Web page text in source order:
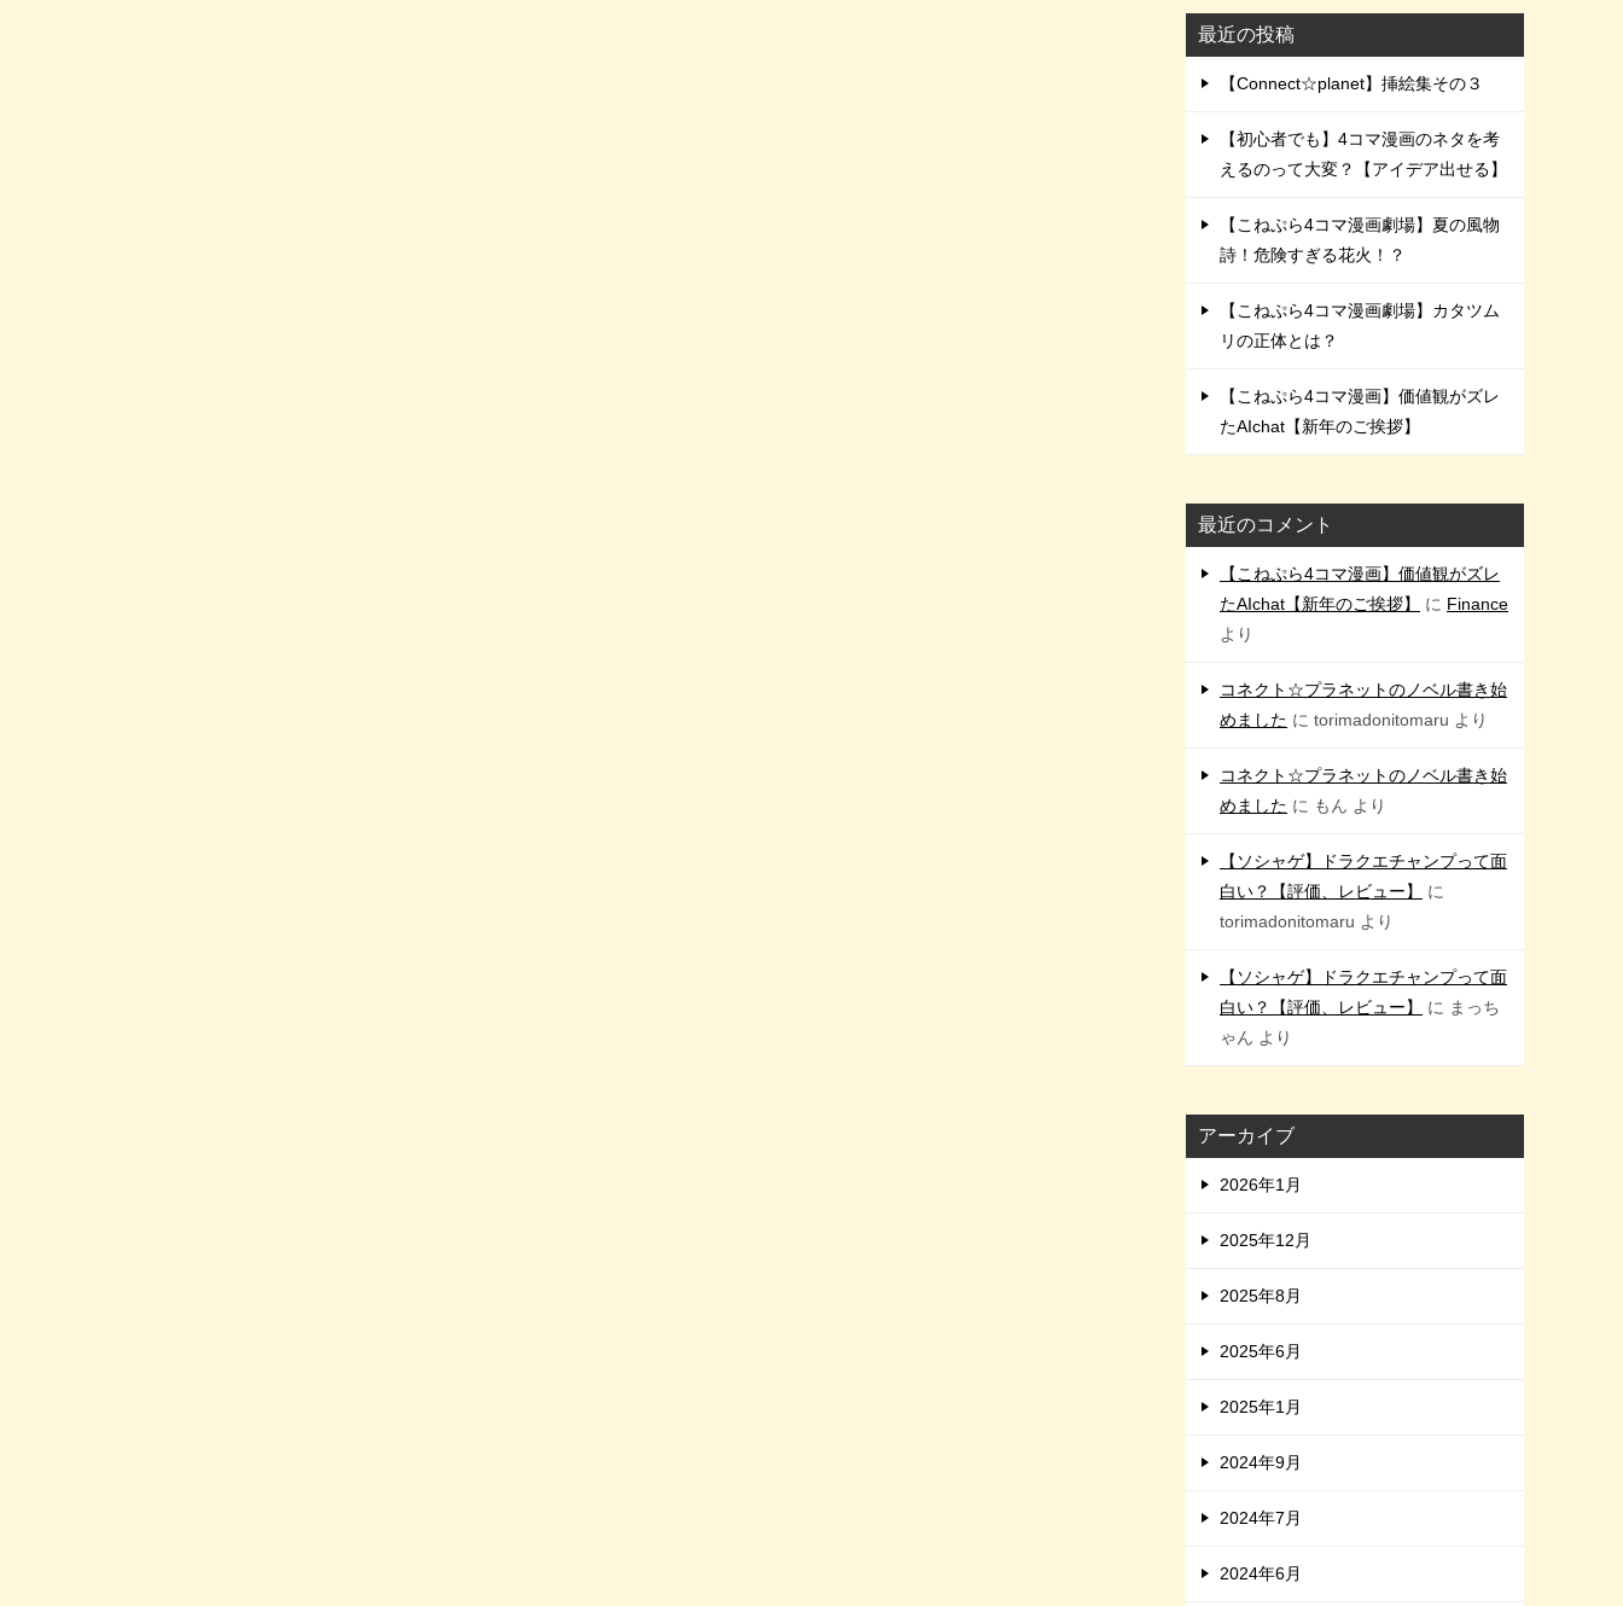
最近の投稿
【Connect☆planet】挿絵集その３
【初心者でも】4コマ漫画のネタを考
えるのって大変？【アイデア出せる】
【こねぷら4コマ漫画劇場】夏の風物
詩！危険すぎる花火！？
【こねぷら4コマ漫画劇場】カタツム
リの正体とは？
【こねぷら4コマ漫画】価値観がズレ
たAIchat【新年のご挨拶】
最近のコメント
【こねぷら4コマ漫画】価値観がズレ
たAIchat【新年のご挨拶】
に Finance
より
コネクト☆プラネットのノベル書き始
めました に torimadonitomaru より
コネクト☆プラネットのノベル書き始
めました に もん より
【ソシャゲ】ドラクエチャンプって面
白い？【評価、レビュー】
に
torimadonitomaru より
【ソシャゲ】ドラクエチャンプって面
白い？【評価、レビュー】
に まっち
ゃん より
アーカイブ
2026年1月
2025年12月
2025年8月
2025年6月
2025年1月
2024年9月
2024年7月
2024年6月